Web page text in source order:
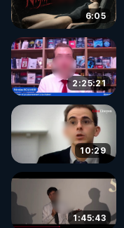
6:05
2:25:21
10:29
1:45:43